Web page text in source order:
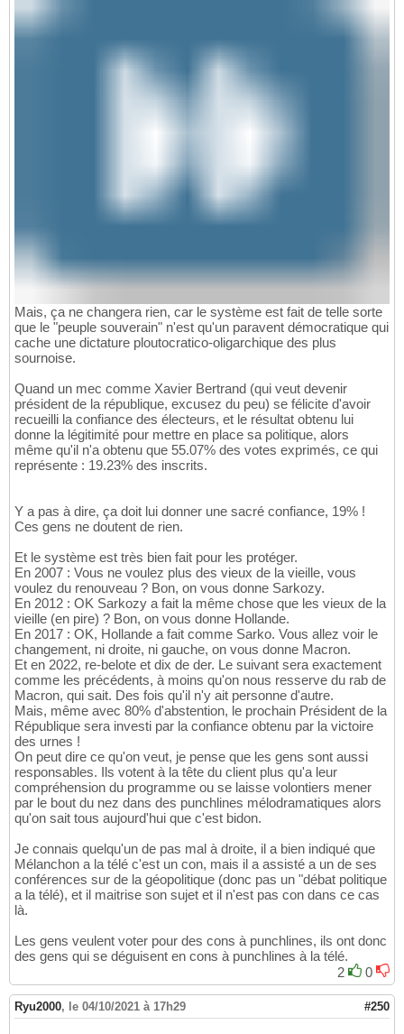
Mais, ça ne changera rien, car le système est fait de telle sorte
que le "peuple souverain" n'est qu'un paravent démocratique qui
cache une dictature ploutocratico-oligarchique des plus
sournoise.
Quand un mec comme Xavier Bertrand (qui veut devenir
président de la république, excusez du peu) se félicite d'avoir
recueilli la confiance des électeurs, et le résultat obtenu lui
donne la légitimité pour mettre en place sa politique, alors
même qu'il n'a obtenu que 55.07% des votes exprimés, ce qui
représente : 19.23% des inscrits.
Y a pas à dire, ça doit lui donner une sacré confiance, 19% !
Ces gens ne doutent de rien.
Et le système est très bien fait pour les protéger.
En 2007 : Vous ne voulez plus des vieux de la vieille, vous
voulez du renouveau ? Bon, on vous donne Sarkozy.
En 2012 : OK Sarkozy a fait la même chose que les vieux de la
vieille (en pire) ? Bon, on vous donne Hollande.
En 2017 : OK, Hollande a fait comme Sarko. Vous allez voir le
changement, ni droite, ni gauche, on vous donne Macron.
Et en 2022, re-belote et dix de der. Le suivant sera exactement
comme les précédents, à moins qu'on nous resserve du rab de
Macron, qui sait. Des fois qu'il n'y ait personne d'autre.
Mais, même avec 80% d'abstention, le prochain Président de la
République sera investi par la confiance obtenu par la victoire
des urnes !
On peut dire ce qu'on veut, je pense que les gens sont aussi
responsables. Ils votent à la tête du client plus qu'a leur
compréhension du programme ou se laisse volontiers mener
par le bout du nez dans des punchlines mélodramatiques alors
qu'on sait tous aujourd'hui que c'est bidon.
Je connais quelqu'un de pas mal à droite, il a bien indiqué que
Mélanchon a la télé c'est un con, mais il a assisté a un de ses
conférences sur de la géopolitique (donc pas un "débat politique
a la télé), et il maitrise son sujet et il n'est pas con dans ce cas
là.
Les gens veulent voter pour des cons à punchlines, ils ont donc
des gens qui se déguisent en cons à punchlines à la télé.
2
0
Ryu2000, le 04/10/2021 à 17h29 #250